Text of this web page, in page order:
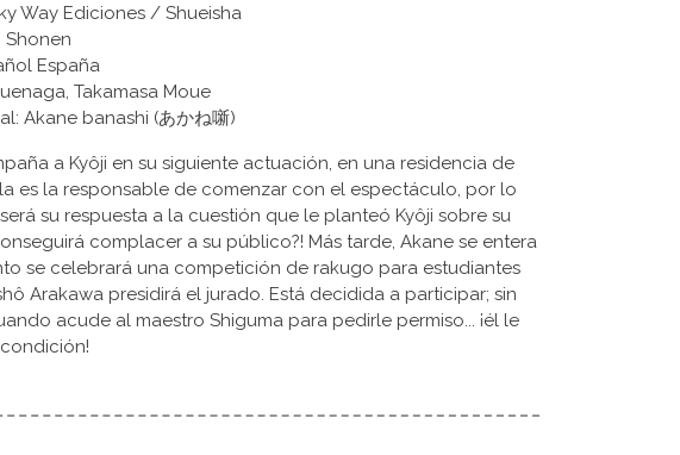
Way Ediciones / Shueisha
Shonen
España
Takamasa Moue
Akane banashi (あかね噺)
a Kyôji en su siguiente actuación, en una residencia de
es la responsable de comenzar con el espectáculo, por lo
será su respuesta a la cuestión que le planteó Kyôji sobre su
complacer a su público?! Más tarde, Akane se entera
se celebrará una competición de rakugo para estudiantes
Arakawa presidirá el jurado. Está decidida a participar; sin
acude al maestro Shiguma para pedirle permiso... ¡él le